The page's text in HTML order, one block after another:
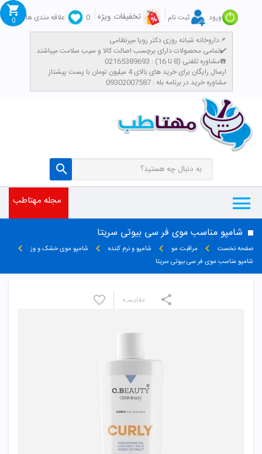
ورود ثبت نام تخفیفات ویژه 0
علاقه مندی ها
داروخانه شبانه روزی دکتر رویا میرنظامی📌
تمامی محصولات دارای برچسب اصالت کالا و سیب سلامت میباشند✔️
مشاوره تلفنی (8 تا 16) : 02165389693☎️
​ارسال رایگان برای خرید های بالای 4 میلیون تومان با پست پیشتاز
مشاوره خرید در برنامه بله : 09302007587
0
مجله مهتاطب
شامپو مناسب موی فر سی بیوتی سریتا
صفحه نخست مراقبت مو شامپو و نرم کننده
شامپو موی خشک و وز
شامپو مناسب موی فر سی بیوتی سریتا
مقایسـه